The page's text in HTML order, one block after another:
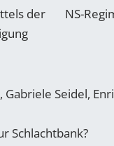
der
Gabriele Seidel,
Schlachtbank?